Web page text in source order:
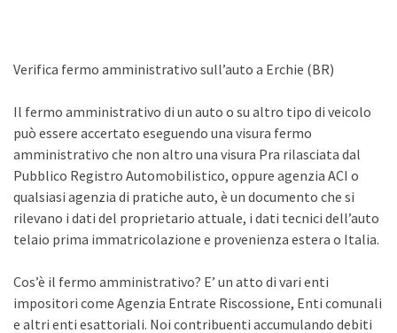
Verifica fermo amministrativo sull’auto a Erchie (BR)
Il fermo amministrativo di un auto o su altro tipo di veicolo
può essere accertato eseguendo una visura fermo
amministrativo che non altro una visura Pra rilasciata dal
Pubblico Registro Automobilistico, oppure agenzia ACI o
qualsiasi agenzia di pratiche auto, è un documento che si
rilevano i dati del proprietario attuale, i dati tecnici dell’auto
telaio prima immatricolazione e provenienza estera o Italia.
Cos’è il fermo amministrativo? E’ un atto di vari enti
impositori come Agenzia Entrate Riscossione, Enti comunali
e altri enti esattoriali. Noi contribuenti accumulando debiti